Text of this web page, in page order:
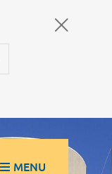
MENU